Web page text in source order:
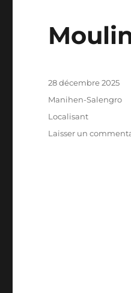
Publié
28 décembre 2025
Catégories
Manihen-Salengro
Étiquettes
Localisant
Laisser un